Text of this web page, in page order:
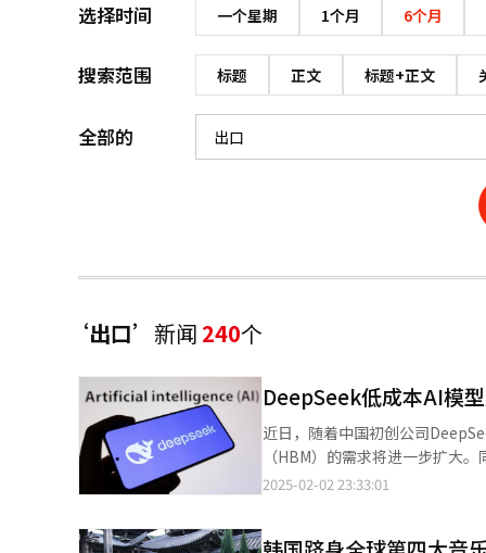
选择时间 一个星期 1个月 6个月
搜索范围 标题 正文 标题+正文
全部的
‘出口’ 新闻 240个
DeepSeek低成本AI模
近日，随着中国初创公司
（HBM）的需求将进一步扩大
片领域的崛起。这一局势让全球
2025-02-02 23:33:01